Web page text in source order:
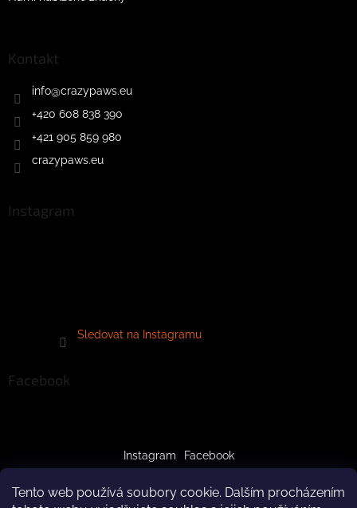
Tento web používá soubory cookie. Dalším procházením
Kontakt
info@crazypaws.eu
+420 608 838 390
+421 905 859 980
crazypaws.eu
Instagram
Sledovat na Instagramu
Facebook
Instagram Facebook